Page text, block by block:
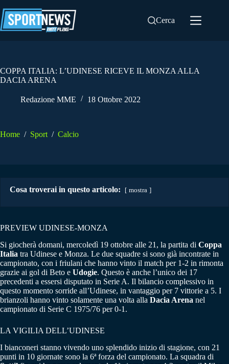
al
contenuto
Cerca
COPPA ITALIA: L’UDINESE RICEVE IL MONZA ALLA
DACIA ARENA
Redazione MME 18 Ottobre 2022
Home / Sport / Calcio
Cosa troverai in questo articolo: mostra
PREVIEW UDINESE-MONZA
Si giocherà domani, mercoledì 19 ottobre alle 21, la partita di Coppa
Italia tra Udinese e Monza. Le due squadre si sono già incontrate in
campionato, con i friulani che hanno vinto il match per 1-2 in rimonta
grazie ai gol di Beto e Udogie. Questo è anche l’unico dei 17
precedenti a essersi disputato in Serie A. Il bilancio complessivo in
questo momento sorride all’Udinese, in vantaggio per 7 vittorie a 5. I
brianzoli hanno vinto solamente una volta alla Dacia Arena nel
campionato di Serie C 1975/76 per 0-1.
LA VIGILIA DELL’UDINESE
I bianconeri stanno vivendo uno splendido inizio di stagione, con 21
punti in 10 giornate sono la 6ª forza del campionato. La squadra di